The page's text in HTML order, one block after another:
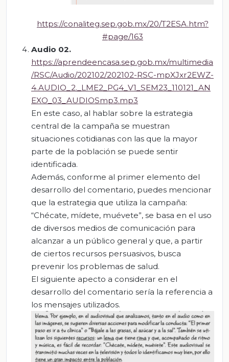
https://conaliteg.sep.gob.mx/20/T2ESA.htm?
#page/163
Audio 02.
https://aprendeencasa.sep.gob.mx/multimedia
/RSC/Audio/202102/202102-RSC-mpXJxr2EWZ-
4.AUDIO_2._LME2_PG4_V1_SEM23_110121_AN
EXO_03_AUDIOSmp3.mp3
En este caso, al hablar sobre la estrategia
central de la campaña se muestran
situaciones cotidianas con las que la mayor
parte de la población se puede sentir
identificada.
Además, conforme al primer elemento del
desarrollo del comentario, puedes mencionar
que la estrategia que utiliza la campaña:
“Chécate, mídete, muévete”, se basa en el uso
de diversos medios de comunicación para
alcanzar a un público general y que, a partir
de ciertos recursos persuasivos, busca
prevenir los problemas de salud.
El siguiente apecto a considerar en el
desarrollo del comentario sería la referencia a
los mensajes utilizados.